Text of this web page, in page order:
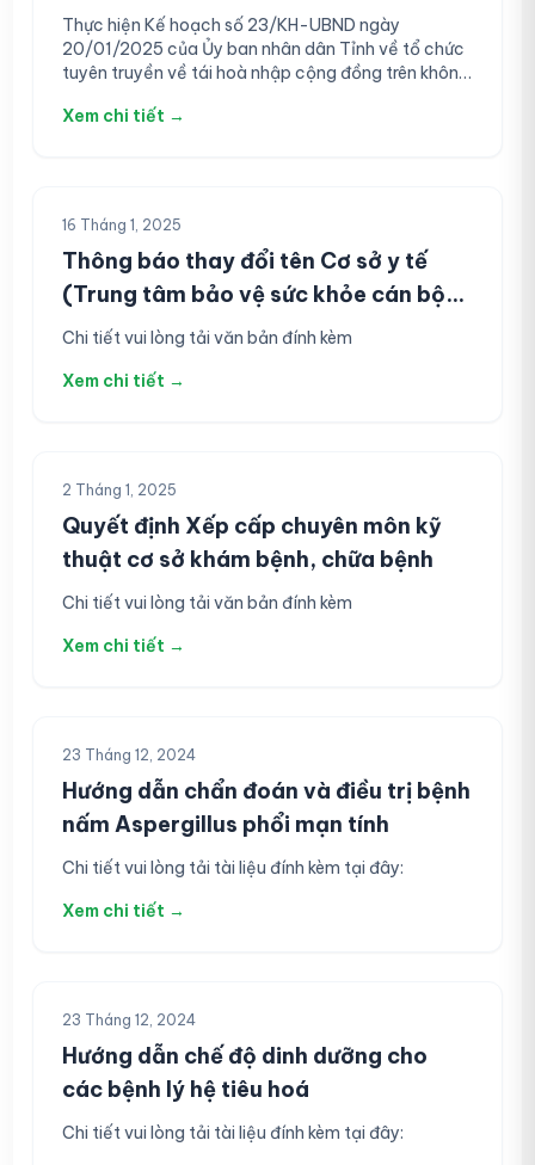
mạng (14/KH-SYT) ngày
05/02/2025
Thực hiện Kế hoạch số 23/KH-UBND ngày
20/01/2025 của Ủy ban nhân dân Tỉnh về tổ chức
tuyên truyền về tái hoà nhập cộng đồng trên không
thực hiện như sau: Chi tiết vui lòng tải văn bản đính
Xem chi tiết →
16 Tháng 1, 2025
Thông báo thay đổi tên Cơ sở y tế
(Trung tâm bảo vệ sức khỏe cán bộ
Tỉnh)
Chi tiết vui lòng tải văn bản đính kèm
Xem chi tiết →
2 Tháng 1, 2025
Quyết định Xếp cấp chuyên môn kỹ
thuật cơ sở khám bệnh, chữa bệnh
Chi tiết vui lòng tải văn bản đính kèm
Xem chi tiết →
23 Tháng 12, 2024
Hướng dẫn chẩn đoán và điều trị bệnh
nấm Aspergillus phổi mạn tính
Chi tiết vui lòng tải tài liệu đính kèm tại đây:
Xem chi tiết →
23 Tháng 12, 2024
Hướng dẫn chế độ dinh dưỡng cho
các bệnh lý hệ tiêu hoá
Chi tiết vui lòng tải tài liệu đính kèm tại đây:
Danh sách người thực hành khám,